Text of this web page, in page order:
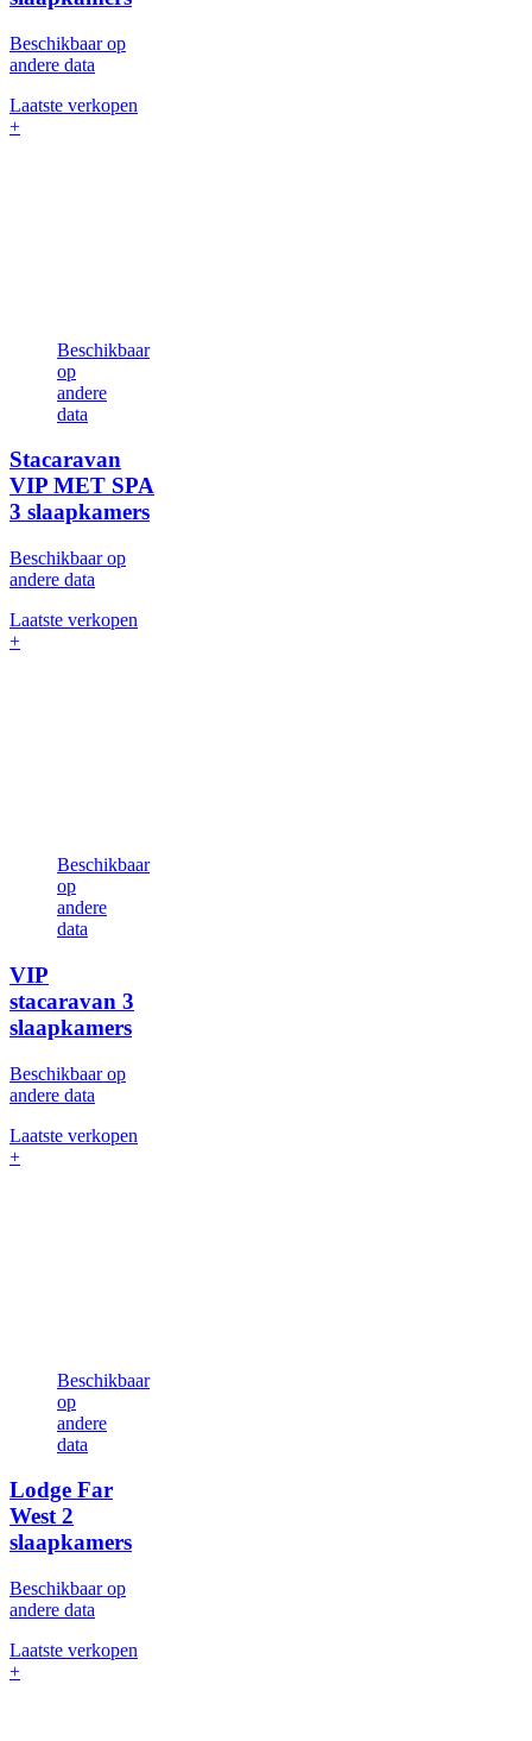
Beschikbaar op
andere data
Laatste verkopen
+
Beschikbaar
op
andere
data
Stacaravan
VIP MET SPA
3 slaapkamers
Beschikbaar op
andere data
Laatste verkopen
+
Beschikbaar
op
andere
data
VIP
stacaravan 3
slaapkamers
Beschikbaar op
andere data
Laatste verkopen
+
Beschikbaar
op
andere
data
Lodge Far
West2
slaapkamers
Beschikbaar op
andere data
Laatste verkopen
+